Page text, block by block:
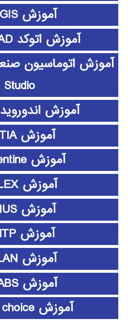
آموزش ArcGIS
آموزش اتوکد AUTOCAD
Studio
آموزش اندوروید android
آموزش CATIA
آموزش clementine
آموزش CPLEX
آموزش EDIUS
آموزش EMTP
آموزش ePLAN
آموزش ETABS
آموزش expert choice